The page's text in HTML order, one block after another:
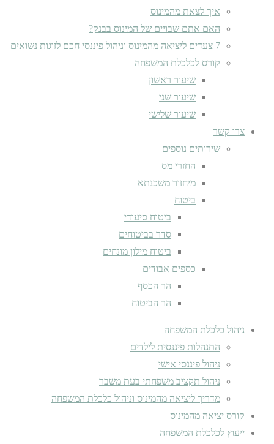
איך לצאת מהמינוס
האם אתם שבויים של המינוס בבנק?
7 צעדים ליציאה מהמינוס וניהול פיננסי חכם לזוגות נשואים
קורס לכלכלת המשפחה
שיעור ראשון
שיעור שני
שיעור שלישי
צרו קשר
שירותים נוספים
החזרי מס
מיחזור משכנתא
ביטוח
ביטוח סיעודי
סדר בביטוחים
ביטוח מילון מונחים
כספים אבודים
הר הכסף
הר הביטוח
ניהול כלכלת המשפחה
התנהלות פיננסית לילדים
ניהול פיננסי אישי
ניהול תקציב משפחתי בעת משבר
מדריך ליציאה מהמינוס וניהול כלכלת המשפחה
קורס יציאה מהמינוס
ייעוץ לכלכלת המשפחה